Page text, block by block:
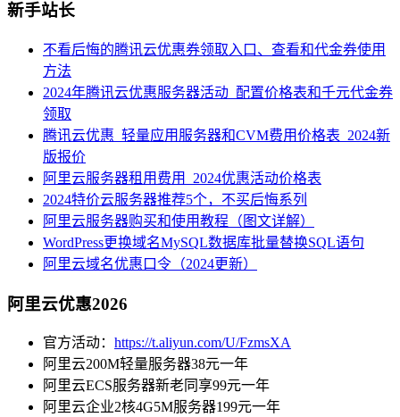
新手站长
不看后悔的腾讯云优惠券领取入口、查看和代金券使用
方法
2024年腾讯云优惠服务器活动_配置价格表和千元代金券
领取
腾讯云优惠_轻量应用服务器和CVM费用价格表_2024新
版报价
阿里云服务器租用费用_2024优惠活动价格表
2024特价云服务器推荐5个，不买后悔系列
阿里云服务器购买和使用教程（图文详解）
WordPress更换域名MySQL数据库批量替换SQL语句
阿里云域名优惠口令（2024更新）
阿里云优惠2026
官方活动： https://t.aliyun.com/U/FzmsXA
阿里云200M轻量服务器38元一年
阿里云ECS服务器新老同享99元一年
阿里云企业2核4G5M服务器199元一年